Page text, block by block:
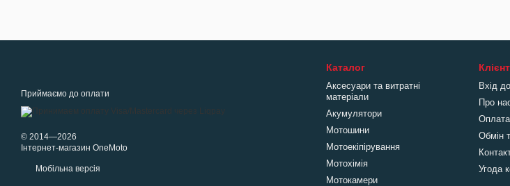
Приймаємо до оплати
© 2014—2026
Інтернет-магазин OneMoto
Мобільна версія
Каталог
Аксесуари та витратні
матеріали
Акумулятори
Мотошини
Мотоекіпірування
Мотохімія
Мотокамери
Вхід
Про
Обмін
Угода